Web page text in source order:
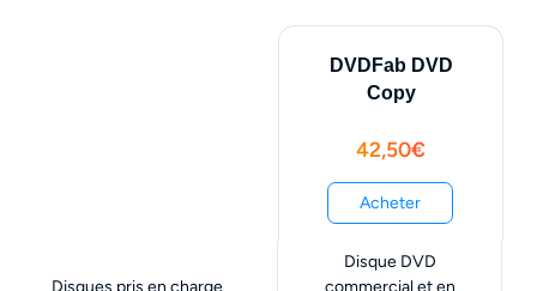
DVDFab DVD
Copy
42,50€
Acheter
Disques pris en charge
Disque DVD
commercial et en